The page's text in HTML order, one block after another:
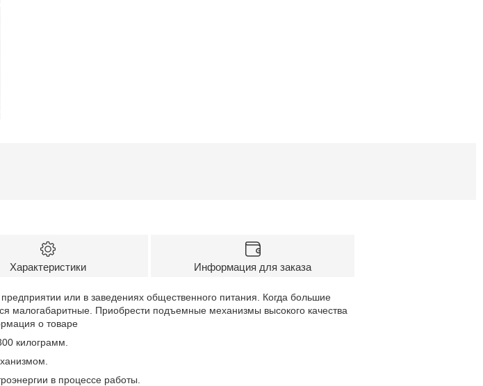
Характеристики Информация для заказа
или в заведениях общественного питания. Когда большие
малогабаритные. Приобрести подъемные механизмы высокого качества
о товаре
килограмм.
в процессе работы.